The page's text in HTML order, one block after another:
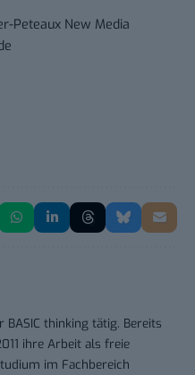
Peteaux New Media
thinking tätig. Bereits
ihre Arbeit als freie
im Fachbereich